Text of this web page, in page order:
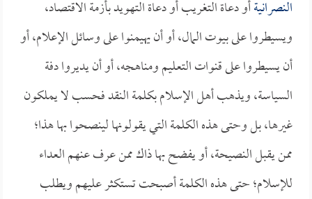
النصرانيةأو دعاة التغريب أو دعاة التهويد بأزمة الاقتصاد،
ويسيطروا على بيوت المال، أو أن يهيمنوا على وسائل الإعلام، أو
أن يسيطروا على قنوات التعليم ومناهجه، أو أن يديروا دفة
السياسة، ويذهب أهل الإسلام بكلمة النقد فحسب لا يملكون
غيرها، بل وحتى هذه الكلمة التي يقولونها لينصحوا بها هذا؛
ممن يقبل النصيحة، أو يفضح بها ذاك ممن عرف عنهم العداء
للإسلام؛ حتى هذه الكلمة أصبحت تستكثر عليهم ويطلب